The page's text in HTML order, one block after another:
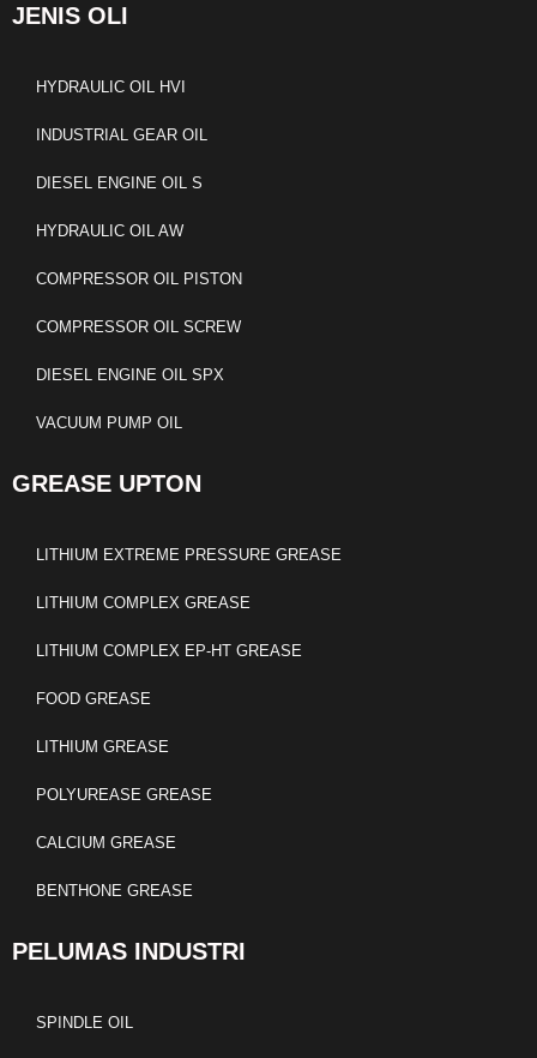
JENIS OLI
HYDRAULIC OIL HVI
INDUSTRIAL GEAR OIL
DIESEL ENGINE OIL S
HYDRAULIC OIL AW
COMPRESSOR OIL PISTON
COMPRESSOR OIL SCREW
DIESEL ENGINE OIL SPX
VACUUM PUMP OIL
GREASE UPTON
LITHIUM EXTREME PRESSURE GREASE
LITHIUM COMPLEX GREASE
LITHIUM COMPLEX EP-HT GREASE
FOOD GREASE
LITHIUM GREASE
POLYUREASE GREASE
CALCIUM GREASE
BENTHONE GREASE
PELUMAS INDUSTRI
SPINDLE OIL